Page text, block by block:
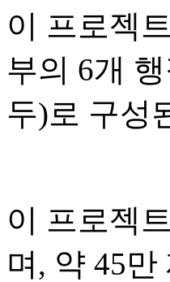
이 프로젝
부의 6개
두)로 구성
이 프로젝
며, 약 45